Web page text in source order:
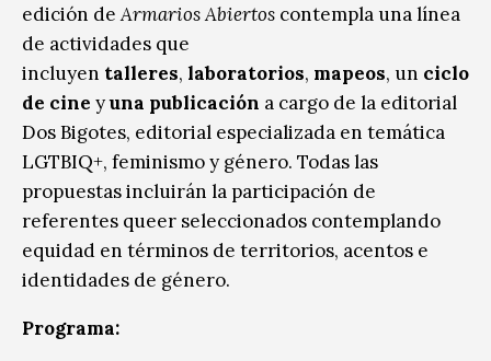
edición deArmarios Abiertos contempla una línea
de actividades que
incluyen talleres, laboratorios, mapeos, un ciclo
de cine yuna publicación a cargo de la editorial
Dos Bigotes, editorial especializada en temática
LGTBIQ+, feminismo y género. Todas las
propuestas incluirán la participación de
referentes queer seleccionados contemplando
equidad en términos de territorios, acentos e
identidades de género.
Programa: